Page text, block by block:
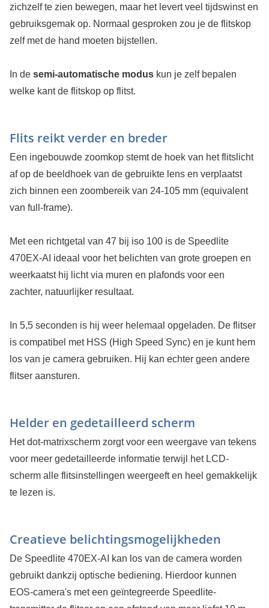
zichzelf te zien bewegen, maar het levert veel tijdswinst en
gebruiksgemak op. Normaal gesproken zou je de flitskop
zelf met de hand moeten bijstellen.
In de semi-automatische moduskun je zelf bepalen
welke kant de flitskop op flitst.
Flits reikt verder en breder
Een ingebouwde zoomkop stemt de hoek van het flitslicht
af op de beeldhoek van de gebruikte lens en verplaatst
zich binnen een zoombereik van 24-105 mm (equivalent
van full-frame).
Met een richtgetal van 47 bij iso 100 is de Speedlite
470EX-AI ideaal voor het belichten van grote groepen en
weerkaatst hij licht via muren en plafonds voor een
zachter, natuurlijker resultaat.
In 5,5 seconden is hij weer helemaal opgeladen. De flitser
is compatibel met HSS (High Speed Sync) en je kunt hem
los van je camera gebruiken. Hij kan echter geen andere
flitser aansturen.
Helder en gedetailleerd scherm
Het dot-matrixscherm zorgt voor een weergave van tekens
voor meer gedetailleerde informatie terwijl het LCD-
scherm alle flitsinstellingen weergeeft en heel gemakkelijk
te lezen is.
Creatieve belichtingsmogelijkheden
De Speedlite 470EX-AI kan los van de camera worden
gebruikt dankzij optische bediening. Hierdoor kunnen
EOS-camera's met een geïntegreerde Speedlite-